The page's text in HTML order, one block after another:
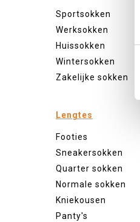
Sportsokken
Werksokken
Huissokken
Wintersokken
Zakelijke sokken
Lengtes
Footies
Sneakersokken
Quarter sokken
Normale sokken
Kniekousen
Panty's